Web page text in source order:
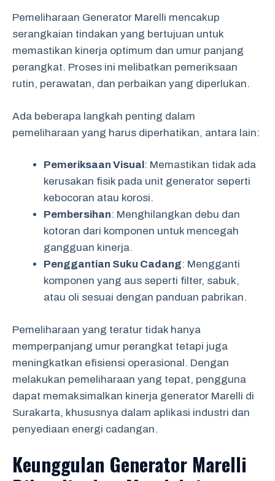
Pemeliharaan Generator Marelli mencakup
serangkaian tindakan yang bertujuan untuk
memastikan kinerja optimum dan umur panjang
perangkat. Proses ini melibatkan pemeriksaan
rutin, perawatan, dan perbaikan yang diperlukan.
Ada beberapa langkah penting dalam
pemeliharaan yang harus diperhatikan, antara lain:
Pemeriksaan Visual: Memastikan tidak ada
kerusakan fisik pada unit generator seperti
kebocoran atau korosi.
Pembersihan: Menghilangkan debu dan
kotoran dari komponen untuk mencegah
gangguan kinerja.
Penggantian Suku Cadang: Mengganti
komponen yang aus seperti filter, sabuk,
atau oli sesuai dengan panduan pabrikan.
Pemeliharaan yang teratur tidak hanya
memperpanjang umur perangkat tetapi juga
meningkatkan efisiensi operasional. Dengan
melakukan pemeliharaan yang tepat, pengguna
dapat memaksimalkan kinerja generator Marelli di
Surakarta, khususnya dalam aplikasi industri dan
penyediaan energi cadangan.
Keunggulan Generator Marelli